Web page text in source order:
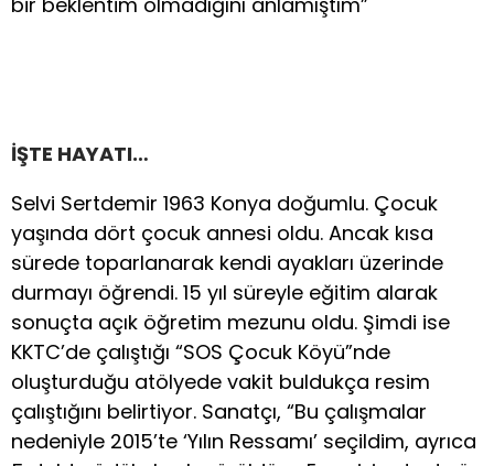
İŞTE HAYATI…
Selvi Sertdemir 1963 Konya doğumlu. Çocuk
yaşında dört çocuk annesi oldu. Ancak kısa
sürede toparlanarak kendi ayakları üzerinde
durmayı öğrendi. 15 yıl süreyle eğitim alarak
sonuçta açık öğretim mezunu oldu. Şimdi ise
KKTC’de çalıştığı “SOS Çocuk Köyü”nde
oluşturduğu atölyede vakit buldukça resim
çalıştığını belirtiyor. Sanatçı, “Bu çalışmalar
nedeniyle 2015’te ‘Yılın Ressamı’ seçildim, ayrıca